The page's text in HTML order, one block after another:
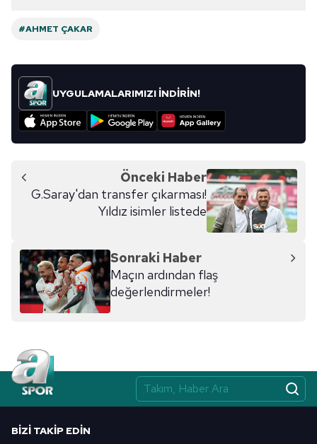
#AHMET ÇAKAR
UYGULAMALARIMIZI İNDİRİN!
Önceki Haber
G.Saray'dan transfer çıkarması!
Yıldız isimler listede
Sonraki Haber
Maçın ardından flaş
değerlendirmeler!
BIZI TAKIP EDIN